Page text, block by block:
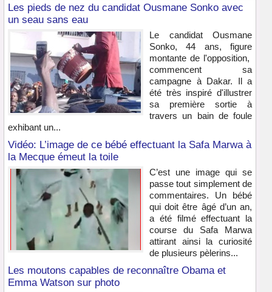
Les pieds de nez du candidat Ousmane Sonko avec
un seau sans eau
Le candidat Ousmane
Sonko, 44 ans, figure
montante de l'opposition,
commencent sa
campagne à Dakar. Il a
été très inspiré d'illustrer
sa première sortie à
travers un bain de foule
exhibant un...
Vidéo: L’image de ce bébé effectuant la Safa Marwa à
la Mecque émeut la toile
C’est une image qui se
passe tout simplement de
commentaires. Un bébé
qui doit être âgé d’un an,
a été filmé effectuant la
course du Safa Marwa
attirant ainsi la curiosité
de plusieurs pèlerins...
Les moutons capables de reconnaître Obama et
Emma Watson sur photo